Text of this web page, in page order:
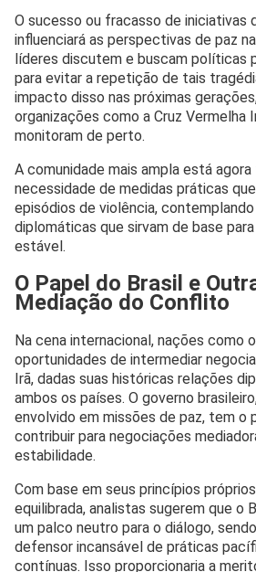
O sucesso ou fracasso de iniciativas
influenciará as perspectivas de paz
líderes discutem e buscam políticas
para evitar a repetição de tais
impacto disso nas próximas
organizações como a Cruz Vermelha
monitoram de perto.
A comunidade mais ampla está
necessidade de medidas práticas
episódios de violência,
diplomáticas que sirvam de base
estável.
O Papel do Brasil e
Mediação do Conflito
Na cena internacional, nações como
oportunidades de intermediar
Irã, dadas suas históricas relações
ambos os países. O governo
envolvido em missões de paz, tem o
contribuir para negociações
estabilidade.
Com base em seus princípios
equilibrada, analistas sugerem que o
um palco neutro para o diálogo,
defensor incansável de práticas
contínuas. Isso proporcionaria a